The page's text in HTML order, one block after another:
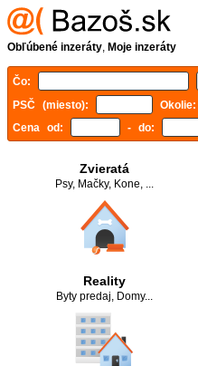
Obľúbené inzeráty, Moje inzeráty
Čo:
PSČ (miesto):
Okolie:
Cena od:
- do:
Zvieratá
Psy, Mačky, Kone, ...
Reality
Byty predaj, Domy...